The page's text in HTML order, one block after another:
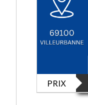
PRIX